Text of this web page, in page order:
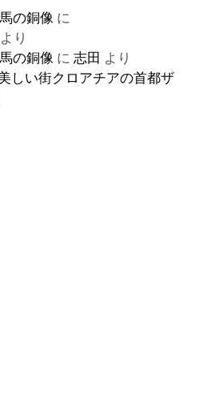
の銅像 に
より
の銅像 に志田 より
しい街クロアチアの首都ザ